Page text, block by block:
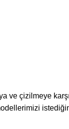
ve çizilmeye